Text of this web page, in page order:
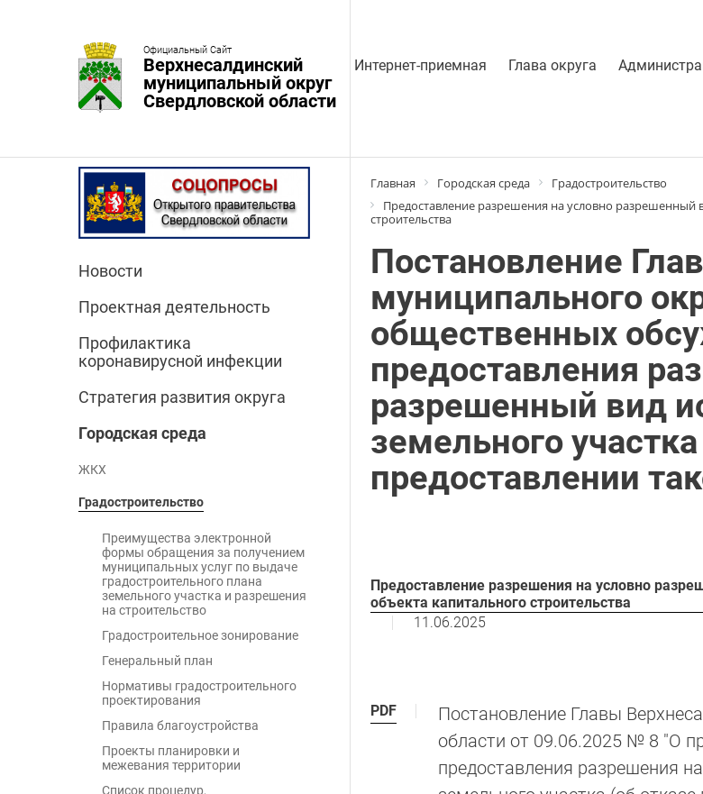
Официальный Сайт
Верхнесалдинский
муниципальный округ
Свердловской области
Интернет-приемная Глава округа
Новости
Проектная деятельность
Профилактика
коронавирусной инфекции
Стратегия развития округа
Городская среда
ЖКХ
Градостроительство
Преимущества электронной
формы обращения за получением
муниципальных услуг по выдаче
градостроительного плана
земельного участка и разрешения
на строительство
Градостроительное зонирование
Генеральный план
Нормативы градостроительного
проектирования
Правила благоустройства
Проекты планировки и
межевания территории
Список процедур,
Главная Городская среда
Градостроительство
Предоставление разрешения на условно разрешенный
строительства
Постановление
муниципального
общественных
предоставления
разрешенный вид
земельного
предоставлении
Предоставление разрешения на условно
объекта капитального строительства
11.06.2025
PDF
Постановление Главы
области от 09.06.2025 № 8 "О
предоставления разрешения